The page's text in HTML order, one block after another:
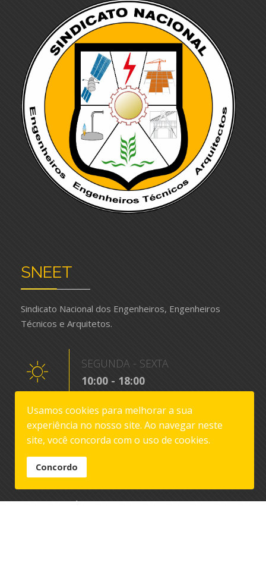
SNEET
Sindicato Nacional dos Engenheiros, Engenheiros
Técnicos e Arquitetos.
SEGUNDA - SEXTA
10:00 - 18:00
Praça D. João da Câmara, 19 3º Esq..
1200-147 Lisboa
(+351) 213 240 800
geral@sne.pt
Usamos cookies para melhorar a sua
experiência no nosso site. Ao navegar neste
site, você concorda com o uso de cookies.
Concordo